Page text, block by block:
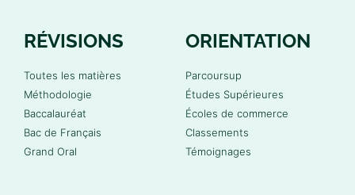
RÉVISIONS
Toutes les matières
Méthodologie
Baccalauréat
Bac de Français
Grand Oral
ORIENTATION
Parcoursup
Études Supérieures
Écoles de commerce
Classements
Témoignages